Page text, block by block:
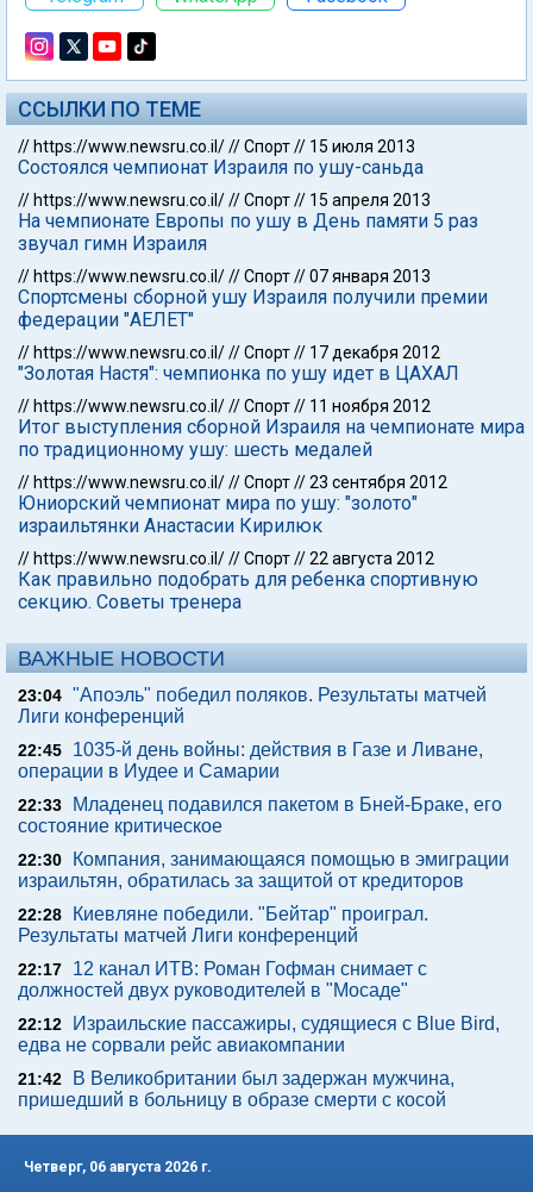
ССЫЛКИ ПО ТЕМЕ
// https://www.newsru.co.il///Спорт// 15 июля 2013
Состоялся чемпионат Израиля по ушу-саньда
// https://www.newsru.co.il///Спорт// 15 апреля 2013
На чемпионате Европы по ушу в День памяти 5 раз
звучал гимн Израиля
// https://www.newsru.co.il///Спорт//07 января 2013
Спортсмены сборной ушу Израиля получили премии
федерации "АЕЛЕТ"
// https://www.newsru.co.il///Спорт// 17 декабря 2012
"Золотая Настя": чемпионка по ушу идет в ЦАХАЛ
// https://www.newsru.co.il///Спорт// 11 ноября 2012
Итог выступления сборной Израиля на чемпионате мира
по традиционному ушу: шесть медалей
// https://www.newsru.co.il///Спорт//23 сентября 2012
Юниорский чемпионат мира по ушу: "золото"
израильтянки Анастасии Кирилюк
// https://www.newsru.co.il///Спорт//22 августа 2012
Как правильно подобрать для ребенка спортивную
секцию. Советы тренера
ВАЖНЫЕ НОВОСТИ
23:04 "Апоэль" победил поляков. Результаты матчей
Лиги конференций
22:45
1035-й день войны: действия в Газе и Ливане,
операции в Иудее и Самарии
22:33
Младенец подавился пакетом в Бней-Браке, его
состояние критическое
22:30
Компания, занимающаяся помощью в эмиграции
израильтян, обратилась за защитой от кредиторов
22:28
Киевляне победили. "Бейтар" проиграл.
Результаты матчей Лиги конференций
22:17
12 канал ИТВ: Роман Гофман снимает с
должностей двух руководителей в "Мосаде"
22:12
Израильские пассажиры, судящиеся с Blue Bird,
едва не сорвали рейс авиакомпании
21:42
В Великобритании был задержан мужчина,
пришедший в больницу в образе смерти с косой
Четверг, 06 августа 2026 г.